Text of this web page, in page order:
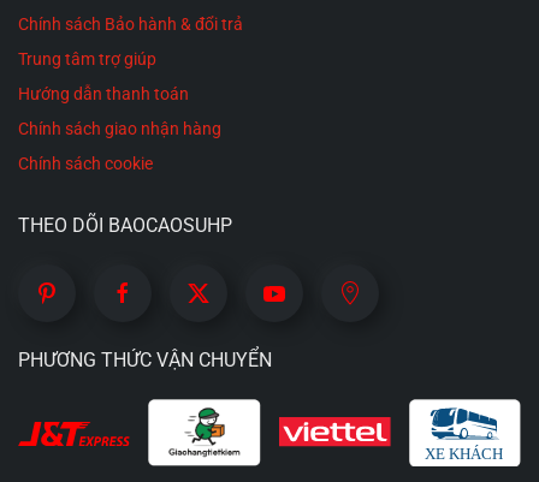
Chính sách Bảo hành & đổi trả
Trung tâm trợ giúp
Hướng dẫn thanh toán
Chính sách giao nhận hàng
Chính sách cookie
THEO DÕI BAOCAOSUHP
PHƯƠNG THỨC VẬN CHUYỂN